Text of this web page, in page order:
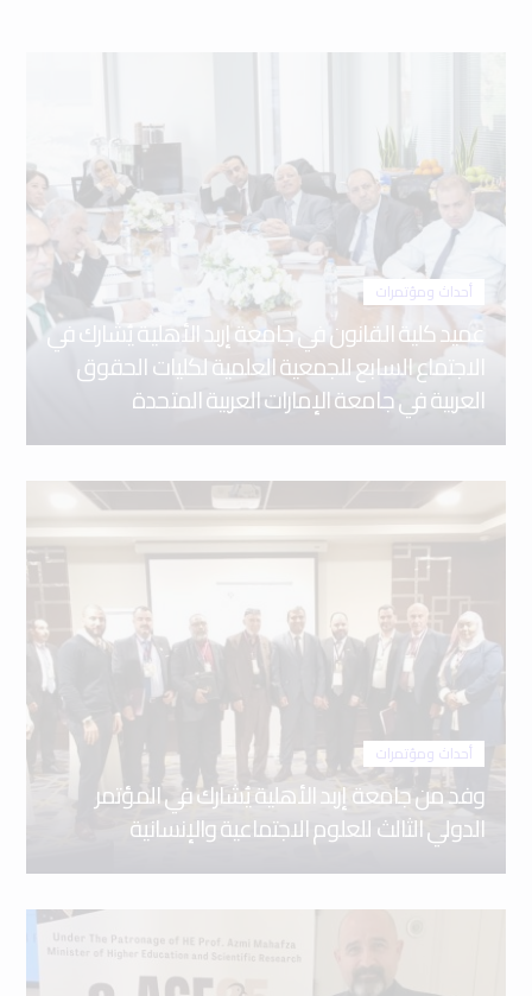
أحداث ومؤتمرات
عميد كلية القانون في جامعة إربد الأهلية يُشارك في
الاجتماع السابع للجمعية العلمية لكليات الحقوق
العربية في جامعة الإمارات العربية المتحدة
أحداث ومؤتمرات
وفد من جامعة إربد الأهلية يُشارك في المؤتمر
الدولي الثالث للعلوم الاجتماعية والإنسانية